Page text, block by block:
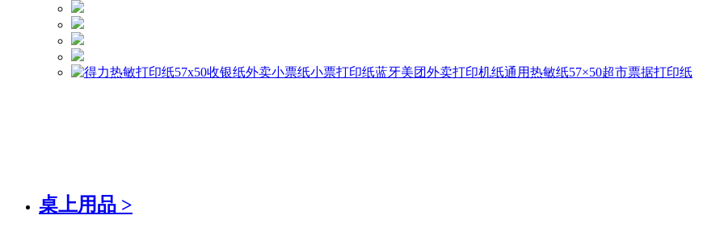
桌上用品 >